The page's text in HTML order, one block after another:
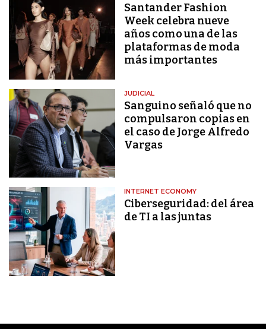
Santander Fashion
Week celebra nueve
años como una de las
plataformas de moda
más importantes
JUDICIAL
Sanguino señaló que no
compulsaron copias en
el caso de Jorge Alfredo
Vargas
INTERNET ECONOMY
Ciberseguridad: del área
de TI a las juntas